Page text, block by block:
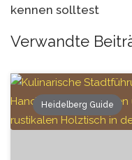
kennen solltest
Verwandte
Heidelberg Guide